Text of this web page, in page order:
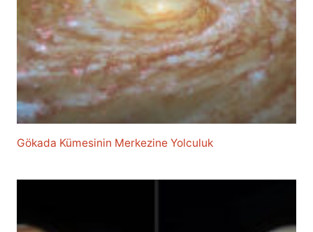
Gökada Kümesinin Merkezine Yolculuk